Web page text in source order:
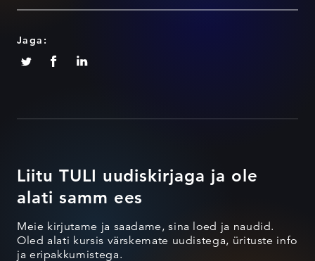
Jaga:
Liitu TULI uudiskirjaga ja ole
alati samm ees
Meie kirjutame ja saadame, sina loed ja naudid.
Oled alati kursis värskemate uudistega, ürituste info
ja eripakkumistega.